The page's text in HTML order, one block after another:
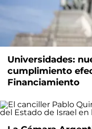
Universidades:
cumplimiento
Financiamiento